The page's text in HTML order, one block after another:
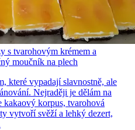
s tvarohovým krémem a
moučník na plech
které vypadají slavnostně, ale
Nejraději je dělám na
kakaový korpus, tvarohová
vytvoří svěží a lehký dezert,